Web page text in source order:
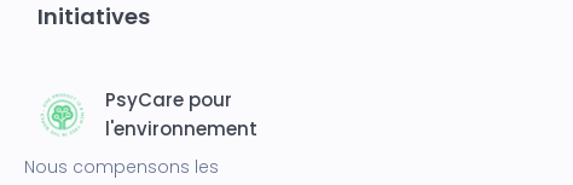
Initiatives
PsyCare pour
l'environnement
Nous compensons les